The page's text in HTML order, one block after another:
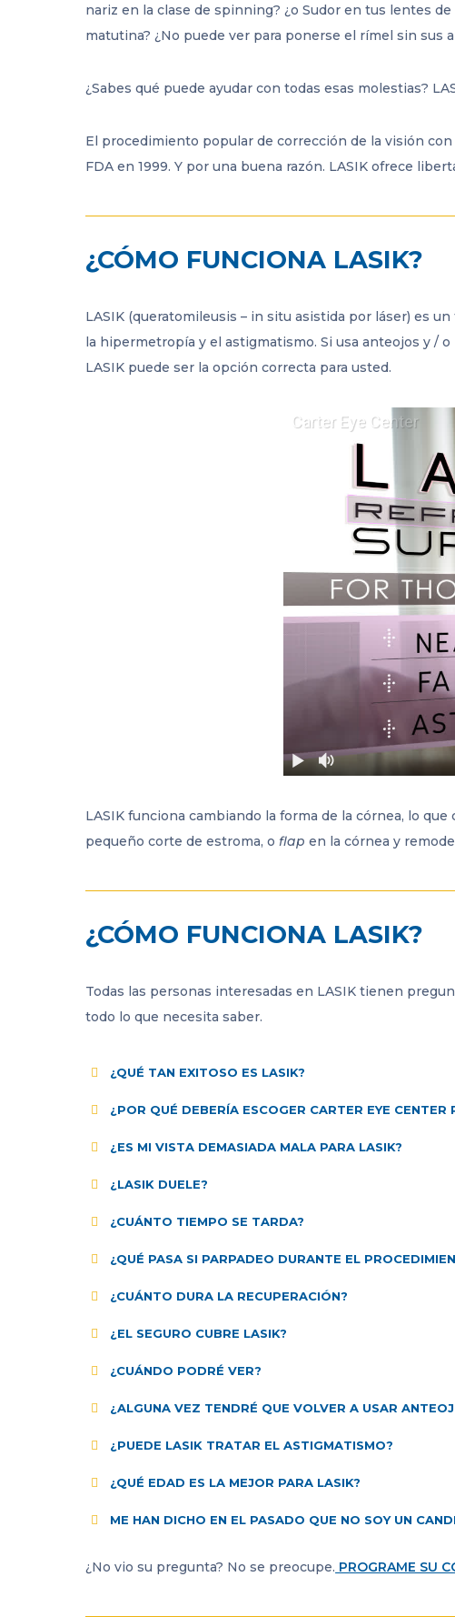
nariz en la clase de spinning? ¿o Sudor en tus lentes
matutina? ¿No puede ver para ponerse el rímel sin
¿Sabes qué puede ayudar con todas esas molestias?
El procedimiento popular de corrección de la visión
FDA en 1999. Y por una buena razón. LASIK ofrece
¿CÓMO FUNCIONA LASIK?
LASIK (queratomileusis – in situ asistida por láser) es
la hipermetropía y el astigmatismo. Si usa anteojos y /
LASIK puede ser la opción correcta para usted.
LASIK funciona cambiando la forma de la córnea, lo
pequeño corte de estroma, oflapen la córnea y
¿CÓMO FUNCIONA LASIK?
Todas las personas interesadas en LASIK tienen
todo lo que necesita saber.
¿QUÉ TAN EXITOSO ES LASIK?
¿POR QUÉ DEBERÍA ESCOGER CARTER EYE CENTER
¿ES MI VISTA DEMASIADA MALA PARA LASIK?
¿LASIK DUELE?
¿CUÁNTO TIEMPO SE TARDA?
¿QUÉ PASA SI PARPADEO DURANTE EL
¿CUÁNTO DURA LA RECUPERACIÓN?
¿EL SEGURO CUBRE LASIK?
¿CUÁNDO PODRÉ VER?
¿ALGUNA VEZ TENDRÉ QUE VOLVER A USAR
¿PUEDE LASIK TRATAR EL ASTIGMATISMO?
¿QUÉ EDAD ES LA MEJOR PARA LASIK?
ME HAN DICHO EN EL PASADO QUE NO SOY UN
¿No vio su pregunta? No se preocupe. PROGRAME SU